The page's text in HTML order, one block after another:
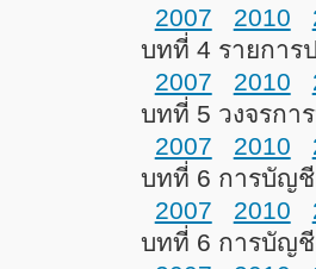
2007
2010
บทที่ 4 รายการ
2007
2010
บทที่ 5 วงจรกา
2007
2010
บทที่ 6 การบัญ
2007
2010
บทที่ 6 การบัญชี